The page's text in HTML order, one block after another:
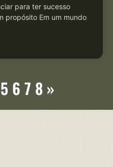
para ter sucesso
propósito Em um mundo
5 6 7 8 »